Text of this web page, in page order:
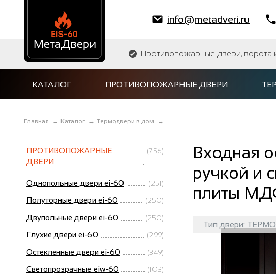
info@metadveri.ru
Противопожарные двери, ворота
КАТАЛОГ ПРОТИВОПОЖАРНЫЕ ДВЕРИ
Главная → Каталог → Термодвери в дом →
ПРОТИВОПОЖАРНЫЕ
ДВЕРИ
(756)
Однопольные двери ei-60 (251)
Полуторные двери ei-60 (250)
Двупольные двери ei-60 (250)
Глухие двери ei-60 (299)
Остекленные двери ei-60 (349)
Светопрозрачные eiw-60 (103)
Входная
ручкой и
плиты
Тип двери: